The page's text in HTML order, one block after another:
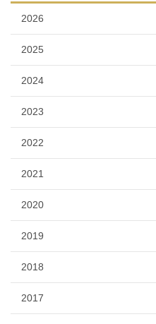
2026
2025
2024
2023
2022
2021
2020
2019
2018
2017